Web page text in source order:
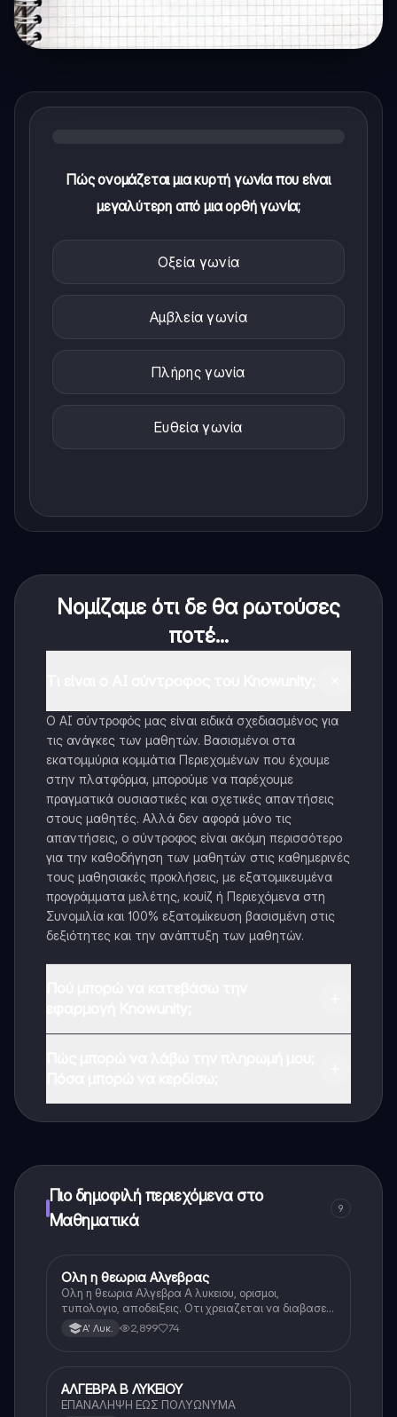
Πώς ονομάζεται μια κυρτή γωνία που είναι
μεγαλύτερη από μια ορθή γωνία;
Οξεία γωνία
Αμβλεία γωνία
Πλήρης γωνία
Ευθεία γωνία
Νομίζαμε ότι δε θα ρωτούσες
ποτέ...
Ο AI σύντροφός μας είναι ειδικά σχεδιασμένος για
τις ανάγκες των μαθητών. Βασισμένοι στα
εκατομμύρια κομμάτια Περιεχομένων που έχουμε
στην πλατφόρμα, μπορούμε να παρέχουμε
πραγματικά ουσιαστικές και σχετικές απαντήσεις
στους μαθητές. Αλλά δεν αφορά μόνο τις
απαντήσεις, ο σύντροφος είναι ακόμη περισσότερο
για την καθοδήγηση των μαθητών στις καθημερινές
τους μαθησιακές προκλήσεις, με εξατομικευμένα
προγράμματα μελέτης, κουίζ ή Περιεχόμενα στη
Συνομιλία και 100% εξατομίκευση βασισμένη στις
δεξιότητες και την ανάπτυξη των μαθητών.
Πιο δημοφιλή περιεχόμενα στο
Μαθηματικά
9
Μαθηματικά
Ολη η θεωρια Αλγεβρας
Ολη η θεωρια Αλγεβρα Α λυκειου, ορισμοι,
τυπολογιο, αποδειξεις. Οτι χρειαζεται να διαβασεις
για το θεωρητικο κομματι της αλγεβρας.
Α' Λυκ. 2,899 74
Μαθηματικά
ΑΛΓΕΒΡΑ Β ΛΥΚΕΙΟΥ
ΕΠΑΝΑΛΗΨΗ ΕΩΣ ΠΟΛΥΩΝΥΜΑ